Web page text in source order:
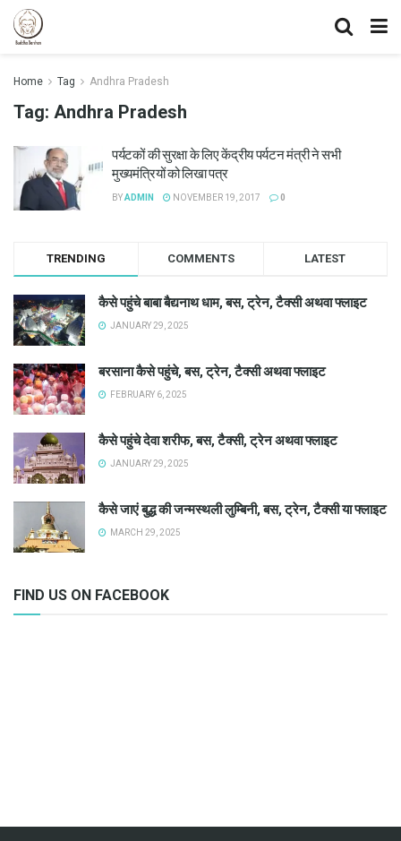
Home Tag Andhra Pradesh
Tag: Andhra Pradesh
पर्यटकों की सुरक्षा के लिए केंद्रीय पर्यटन मंत्री ने सभी
मुख्यमंत्रियों को लिखा पत्र
BYADMIN NOVEMBER 19, 2017 0
TRENDING COMMENTS LATEST
कैसे पहुंचे बाबा बैद्यनाथ धाम, बस, ट्रेन, टैक्सी अथवा फ्लाइट
JANUARY 29, 2025
बरसाना कैसे पहुंचे, बस, ट्रेन, टैक्सी अथवा फ्लाइट
FEBRUARY 6, 2025
कैसे पहुंचे देवा शरीफ, बस, टैक्सी, ट्रेन अथवा फ्लाइट
JANUARY 29, 2025
कैसे जाएं बुद्ध की जन्मस्थली लुम्बिनी, बस, ट्रेन, टैक्सी या फ्लाइट
MARCH 29, 2025
FIND US ON FACEBOOK